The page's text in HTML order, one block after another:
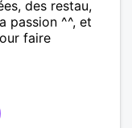
des restau,
passion ^^, et
faire